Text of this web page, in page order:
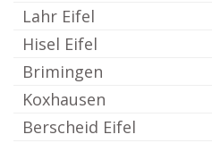
Lahr Eifel
Hisel Eifel
Brimingen
Koxhausen
Berscheid Eifel